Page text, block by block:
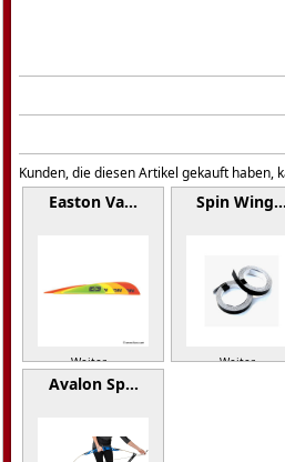
Kunden, die diesen Artikel gekauft haben,
Easton Va…
Weiter »
Spin Wing…
Weiter »
Avalon Sp…